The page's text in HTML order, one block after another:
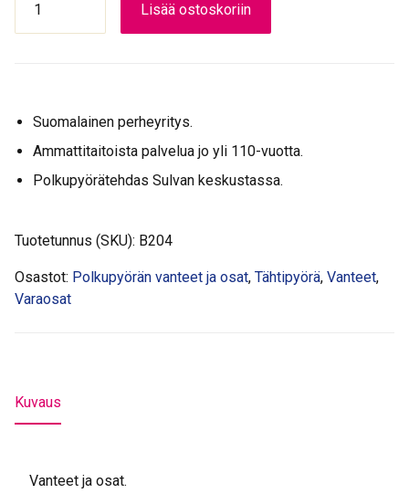
MACH1
635*19C
tuplapohja
vanne
määrä
Lisää ostoskoriin
Suomalainen perheyritys.
Ammattitaitoista palvelua jo yli 110-vuotta.
Polkupyörätehdas Sulvan keskustassa.
Tuotetunnus (SKU): B204
Osastot: Polkupyörän vanteet ja osat, Tähtipyörä, Vanteet,
Varaosat
Kuvaus
Vanteet ja osat.